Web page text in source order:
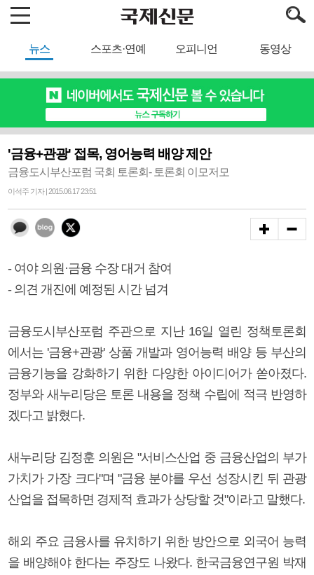
뉴스 스포츠·연예 오피니언 동영상
'금융+관광' 접목, 영어능력 배양 제안
금융도시부산포럼 국회 토론회- 토론회 이모저모
이석주 기자 | 2015.06.17 23:51
- 여야 의원·금융 수장 대거 참여
- 의견 개진에 예정된 시간 넘겨
금융도시부산포럼 주관으로 지난 16일 열린 정책토론회
에서는 '금융+관광' 상품 개발과 영어능력 배양 등 부산의
금융기능을 강화하기 위한 다양한 아이디어가 쏟아졌다.
정부와 새누리당은 토론 내용을 정책 수립에 적극 반영하
겠다고 밝혔다.
새누리당 김정훈 의원은 "서비스산업 중 금융산업의 부가
가치가 가장 크다"며 "금융 분야를 우선 성장시킨 뒤 관광
산업을 접목하면 경제적 효과가 상당할 것"이라고 말했다.
해외 주요 금융사를 유치하기 위한 방안으로 외국어 능력
을 배양해야 한다는 주장도 나왔다. 한국금융연구원 박재